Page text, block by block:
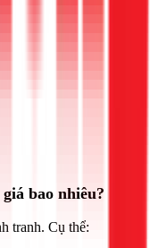
bao nhiêu?
tranh. Cụ thể: